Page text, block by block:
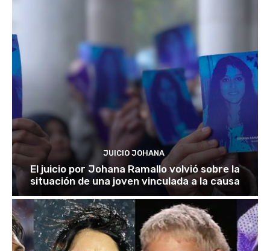
JUICIO JOHANA
El juicio por Johana Ramallo volvió sobre la
situación de una joven vinculada a la causa